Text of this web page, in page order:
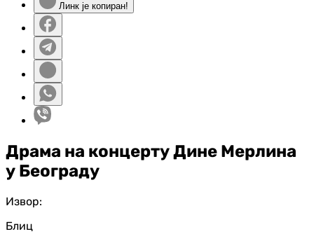
Линк је копиран!
Драма на концерту Дине Мерлина
у Београду
Извор:
Блиц